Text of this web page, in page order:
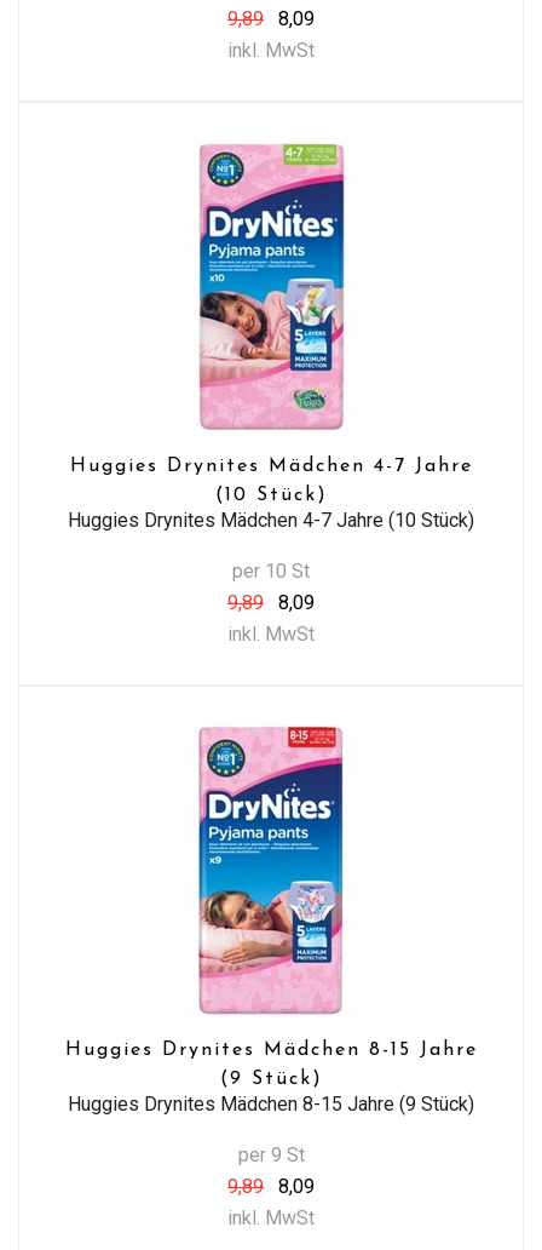
9,89
8,09
inkl. MwSt
Huggies Drynites Mädchen 4-7 Jahre
(10 Stück)
Huggies Drynites Mädchen 4-7 Jahre (10 Stück)
per 10 St
9,89
8,09
inkl. MwSt
Huggies Drynites Mädchen 8-15 Jahre
(9 Stück)
Huggies Drynites Mädchen 8-15 Jahre (9 Stück)
per 9 St
9,89
8,09
inkl. MwSt